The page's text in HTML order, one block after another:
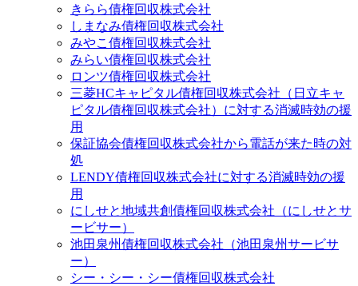
きらら債権回収株式会社
しまなみ債権回収株式会社
みやこ債権回収株式会社
みらい債権回収株式会社
ロンツ債権回収株式会社
三菱HCキャピタル債権回収株式会社（日立キャ
ピタル債権回収株式会社）に対する消滅時効の援
用
保証協会債権回収株式会社から電話が来た時の対
処
LENDY債権回収株式会社に対する消滅時効の援
用
にしせと地域共創債権回収株式会社（にしせとサ
ービサー）
池⽥泉州債権回収株式会社（池田泉州サービサ
ー）
シー・シー・シー債権回収株式会社